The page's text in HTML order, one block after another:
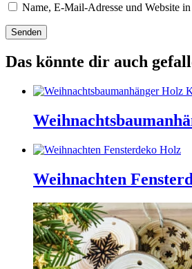
Name, E-Mail-Adresse und Website
Das könnte dir auch
Weihnachten